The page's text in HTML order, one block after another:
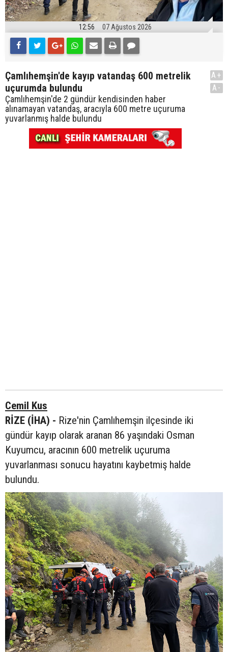
12:56 07 Ağustos 2026
Çamlıhemşin'de kayıp vatandaş 600 metrelik
uçurumda bulundu
Çamlıhemşin'de 2 gündür kendisinden haber
alınamayan vatandaş, aracıyla 600 metre uçuruma
yuvarlanmış halde bulundu
A+
A-
Cemil Kus
RİZE (İHA) - Rize'nin Çamlıhemşin ilçesinde iki
gündür kayıp olarak aranan 86 yaşındaki Osman
Kuyumcu, aracının 600 metrelik uçuruma
yuvarlanması sonucu hayatını kaybetmiş halde
bulundu.